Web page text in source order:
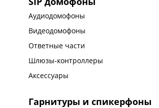
Аудиодомофоны
Видеодомофоны
Ответные части
Шлюзы-контроллеры
Аксессуары
Гарнитуры и спикерфоны